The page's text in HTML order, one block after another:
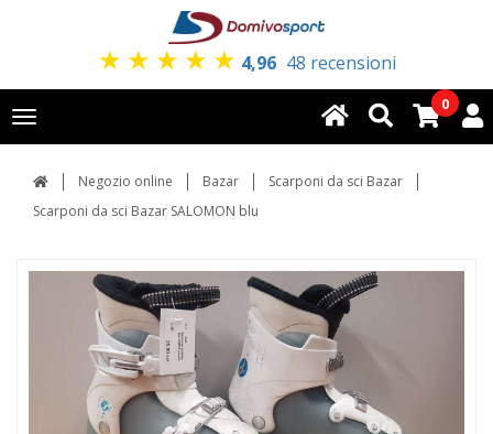
★ ★ ★ ★ ★ 4,96 48 recensioni
Toggle
navigation
0
Negozio online Bazar
Scarponi da sci Bazar
Scarponi da sci Bazar SALOMON blu